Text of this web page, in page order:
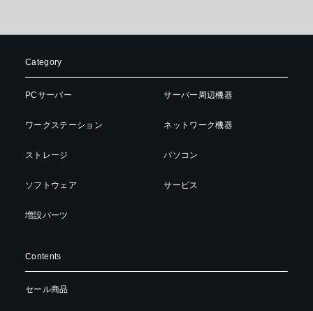
Category
PCサーバー
ワークステーション
ストレージ
ソフトウェア
増設パーツ
サーバー周辺機器
ネットワーク機器
パソコン
サービス
Contents
セール商品